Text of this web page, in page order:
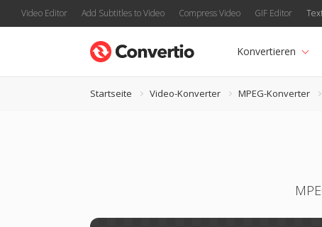
Video Editor Add Subtitles to Video Compress Video GIF Editor
Konvertieren
Startseite Video-Konverter MPEG-Konverter